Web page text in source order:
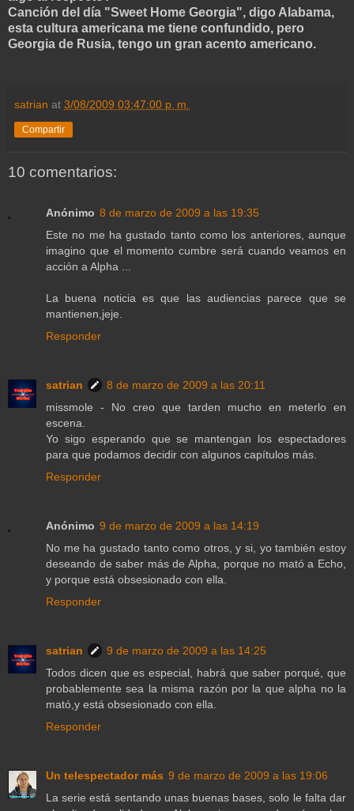
Canción del día "Sweet Home Georgia", digo Alabama,
esta cultura americana me tiene confundido, pero
Georgia de Rusia, tengo un gran acento americano.
satrian at 3/08/2009 03:47:00 p. m.
Compartir
10 comentarios:
Anónimo 8 de marzo de 2009 a las 19:35
Este no me ha gustado tanto como los anteriores, aunque
imagino que el momento cumbre será cuando veamos en
acción a Alpha ...
La buena noticia es que las audiencias parece que se
mantienen,jeje.
Responder
satrian
8 de marzo de 2009 a las 20:11
missmole - No creo que tarden mucho en meterlo en
escena.
Yo sigo esperando que se mantengan los espectadores
para que podamos decidir con algunos capítulos más.
Responder
Anónimo 9 de marzo de 2009 a las 14:19
No me ha gustado tanto como otros, y si, yo también estoy
deseando de saber más de Alpha, porque no mató a Echo,
y porque está obsesionado con ella.
Responder
satrian
9 de marzo de 2009 a las 14:25
Todos dicen que es especial, habrá que saber porqué, que
probablemente sea la misma razón por la que alpha no la
mató,y está obsesionado con ella.
Responder
Un telespectador más 9 de marzo de 2009 a las 19:06
La serie está sentando unas buenas bases, solo le falta dar